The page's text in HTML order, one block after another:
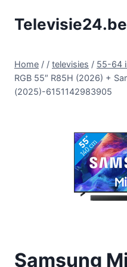
naarTelevisie24.be
Home / / televisies / 55-64
RGB 55″ R85H (2026) +
(2025)-6151142983905
Samsung